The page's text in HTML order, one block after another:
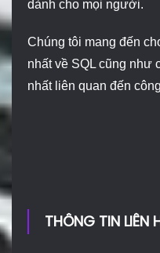
dành cho mọi người.
Chúng tôi mang đến
nhất về SQL cũng như
nhất liên quan đến
THÔNG TIN LIÊN